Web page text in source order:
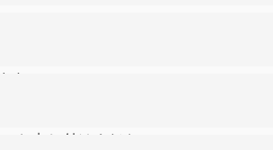
ます。手数料はご負担をお願いいたし
く商品に欠陥がある場合を除き、原
す。
お申し付けください。